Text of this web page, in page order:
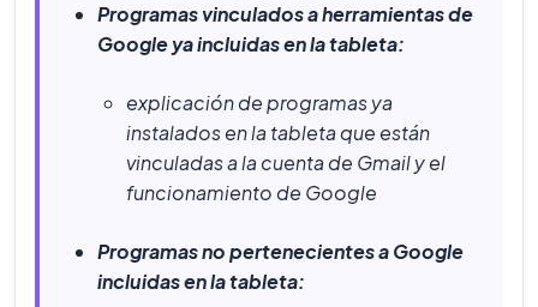
Programas vinculados a herramientas de
Google ya incluidas en la tableta:
explicación de programas ya
instalados en la tableta que están
vinculadas a la cuenta de Gmail y el
funcionamiento de Google
Programas no pertenecientes a Google
incluidas en la tableta: